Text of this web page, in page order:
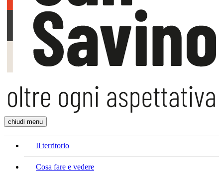
chiudi menu
Il territorio
Cosa fare e vedere